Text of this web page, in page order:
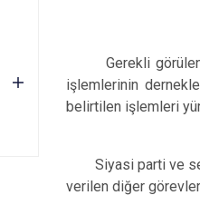
Gerekli görülen
işlemlerinin
belirtilen işlemleri
Siyasi parti ve
verilen diğer